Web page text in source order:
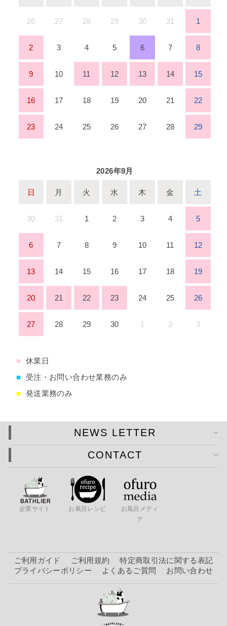
26 27 28 29 30 31 1
2 3 4 5 6 7 8
9 10 11 12 13 14 15
16 17 18 19 20 21 22
23 24 25 26 27 28 29
2026年9月
日 月 火 水 木 金 土
30 31 1 2 3 4 5
6 7 8 9 10 11 12
13 14 15 16 17 18 19
20 21 22 23 24 25 26
27 28 29 30 1 2 3
■
休業日
■
受注・お問い合わせ業務のみ
■ 発送業務のみ
NEWS LETTER
CONTACT
企業サイト お風呂レシピ
お風呂メディ
ア
ご利用ガイド ご利用規約
特定商取引法に関する表記
プライバシーポリシー
よくあるご質問 お問い合わせ